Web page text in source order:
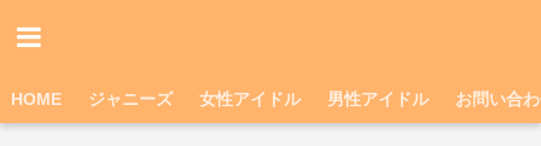
HOME ジャニーズ 女性アイドル 男性アイドル お問い合